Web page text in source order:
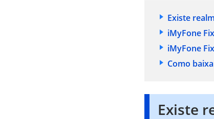
Existe
iMyFone
iMyFone
Como
Existe